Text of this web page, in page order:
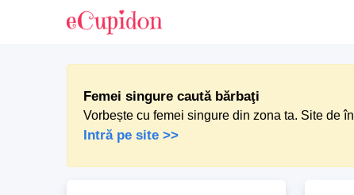
Femei singure caută bărbaţi
Vorbește cu femei singure din zona ta. Site de
Intră pe site >>